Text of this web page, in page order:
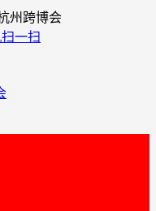
州跨博会
一扫